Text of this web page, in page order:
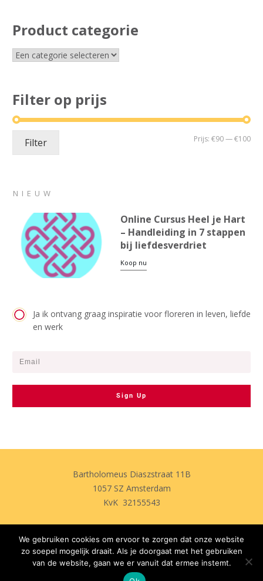
Product categorie
Filter op prijs
Filter Prijs: €90—€100
NIEUW
Online Cursus Heel je Hart
– Handleiding in 7 stappen
bij liefdesverdriet
Koop nu
Ja ik ontvang graag inspiratie voor floreren in leven, liefde
en werk
Sign Up
Bartholomeus Diaszstraat 11B
1057 SZ Amsterdam
KvK 32155543
Copyright Sandra van Nispen 2024
We gebruiken cookies om ervoor te zorgen dat onze website
zo soepel mogelijk draait. Als je doorgaat met het gebruiken
van de website, gaan we er vanuit dat ermee instemt.